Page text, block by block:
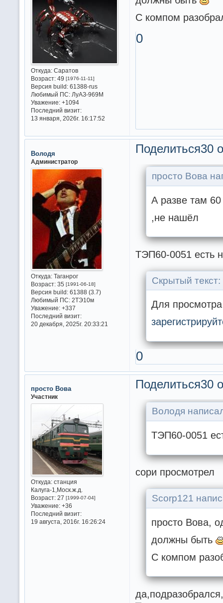
Откуда:Саратов
Возраст:49 [1976-11-11]
Версия build:61388-rus
Любимый ПС:ЛуАЗ-969М
Уважение: +1094
Последний визит:
13 января, 2026г. 16:17:52
С компом
0
Поделиться30
Володя
Администратор
Откуда:Таганрог
Возраст:35 [1991-06-18]
Версия build:61388 (3.7)
Любимый ПС:2ТЭ10м
Уважение: +337
Последний визит:
20 декабря, 2025г. 20:33:21
просто Вова
А разве там
,не нашёл
ТЭП60-0051 есть
Скрытый текст:
Для
0
Поделиться30
просто Вова
Участник
Откуда:станция
Калуга-1,Моск.ж.д.
Возраст:27 [1999-07-04]
Уважение: +36
Последний визит:
19 августа, 2016г. 16:26:24
Володя
ТЭП60-0051
сори просмотрел
Scorp121
просто Вова,
должны быть
С компом